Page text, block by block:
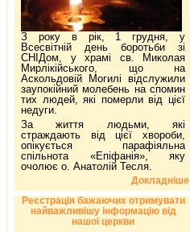
З року в рік, 1 грудня, у
Всесвітній день боротьби зі
СНІДом, у храмі св. Миколая
Мирлікійського, що на
Аскольдовій Могилі відслужили
заупокійний молебень на спомин
тих людей, які померли від цієї
недуги.
За життя людьми, які
страждають від цієї хвороби,
опікується парафіяльна
спільнота «Епіфанія», яку
очолює о. Анатолій Тесля.
Докладніше
Реєстрація бажаючих отримувати
найважливішу інформацію від
нашої церкви